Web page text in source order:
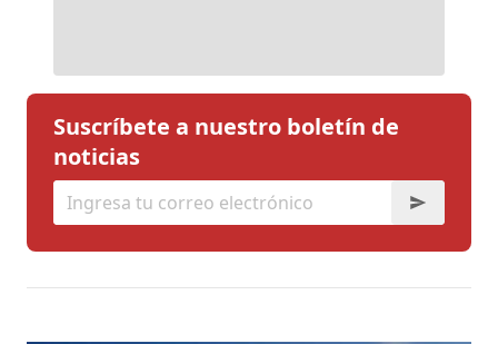
Suscríbete a nuestro boletín de
noticias